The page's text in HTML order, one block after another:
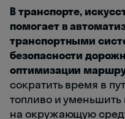
В транспорте,
помогает в
транспортными
безопасности
оптимизации
сократить время в
топливо и уменьшить
на окружающую